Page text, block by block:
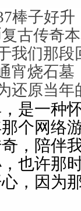
棒子好
古传奇
我们那段
宵烧石墓
还原当年
是一种
个网络
，陪伴
也许那
，因为